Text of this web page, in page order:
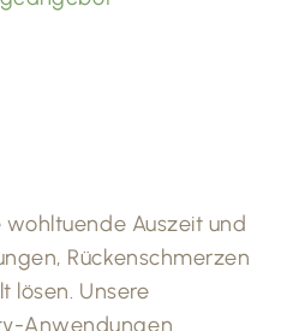
wohltuende Auszeit und
Rückenschmerzen
lösen. Unsere
Anwendungen